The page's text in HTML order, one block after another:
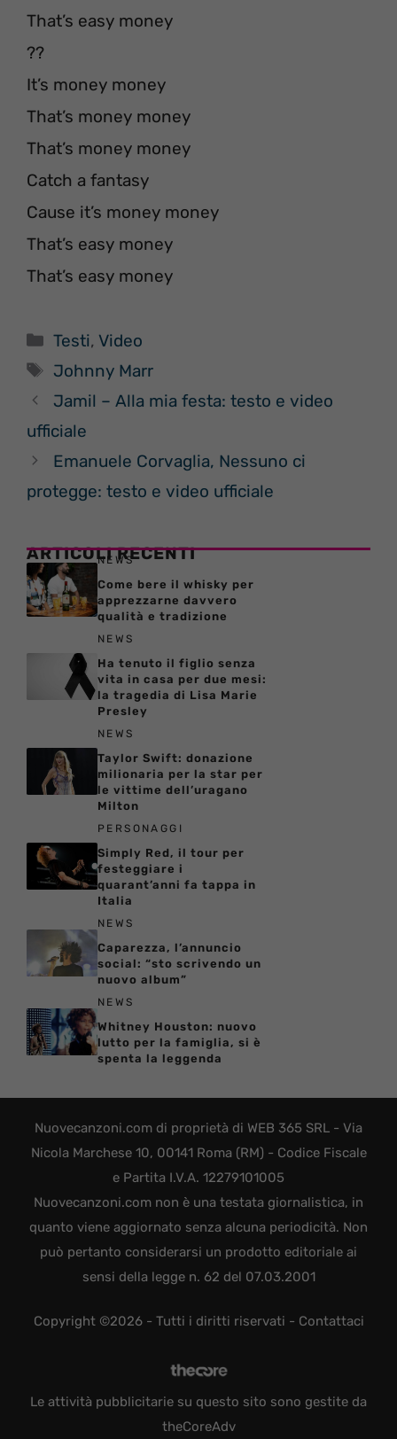
That’s easy money
??
It’s money money
That’s money money
That’s money money
Catch a fantasy
Cause it’s money money
That’s easy money
That’s easy money
Categorie
Testi,Video
Tag
Johnny Marr
Jamil – Alla mia festa: testo e video
ufficiale
Emanuele Corvaglia, Nessuno ci
protegge: testo e video ufficiale
ARTICOLI RECENTI
NEWS
Come bere il whisky per
apprezzarne davvero
qualità e tradizione
NEWS
Ha tenuto il figlio senza
vita in casa per due mesi:
la tragedia di Lisa Marie
Presley
NEWS
Taylor Swift: donazione
milionaria per la star per
le vittime dell’uragano
Milton
PERSONAGGI
Simply Red, il tour per
festeggiare i
quarant’anni fa tappa in
Italia
NEWS
Caparezza, l’annuncio
social: “sto scrivendo un
nuovo album”
NEWS
Whitney Houston: nuovo
lutto per la famiglia, si è
spenta la leggenda
Nuovecanzoni.com di proprietà di WEB 365 SRL - Via
Nicola Marchese 10, 00141 Roma (RM) - Codice Fiscale
e Partita I.V.A. 12279101005
Nuovecanzoni.com non è una testata giornalistica, in
quanto viene aggiornato senza alcuna periodicità. Non
può pertanto considerarsi un prodotto editoriale ai
sensi della legge n. 62 del 07.03.2001
Copyright ©2026 - Tutti i diritti riservati - Contattaci
Le attività pubblicitarie su questo sito sono gestite da
theCoreAdv